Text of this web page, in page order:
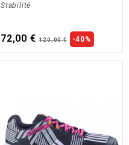
Stabilité
72,00 € 120,00 € -40%